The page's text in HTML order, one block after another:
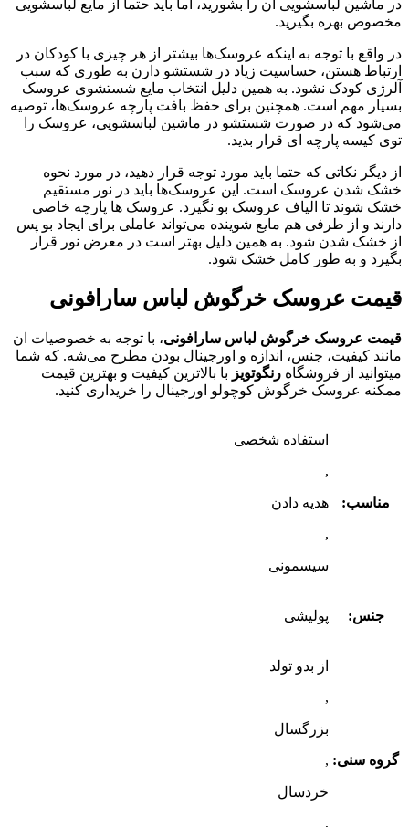
در ماشین لباسشویی ان را بشورید، اما باید حتما از مایع لباسشویی
مخصوص بهره بگیرید.
در واقع با توجه به اینکه عروسک‌ها بیشتر از هر چیزی با کودکان در
ارتباط هستن، حساسیت زیاد در شستشو دارن به طوری که سبب
آلرژی کودک نشود. به همین دلیل انتخاب مایع شستشوی عروسک
بسیار مهم است. همچنین برای حفظ بافت پارچه عروسک‌ها، توصیه
می‌شود که در صورت شستشو در ماشین لباسشویی، عروسک را
توی کیسه پارچه‌ ای قرار بدید.
از دیگر نکاتی که حتما باید مورد توجه قرار دهید، در مورد نحوه
خشک شدن عروسک است. این عروسک‌ها باید در نور مستقیم
خشک شوند تا الیاف عروسک بو نگیرد. عروسک‌ ها پارچه خاصی
دارند و از طرفی هم مایع شوینده می‌تواند عاملی برای ایجاد بو پس
از خشک شدن شود. به همین دلیل بهتر است در معرض نور قرار
بگیرد و به طور کامل خشک شود.
قیمت عروسک خرگوش لباس سارافونی
قیمت عروسک خرگوش لباس سارافونی، با توجه به خصوصیات ان
مانند کیفیت، جنس، اندازه و اورجینال بودن مطرح می‌شه. که شما
میتوانید از فروشگاه رنگوتویز با بالاترین کیفیت و بهترین قیمت
ممکنه عروسک خرگوش کوچولو اورجینال را خریداری کنید.
مناسب:
استفاده شخصی
,
هدیه دادن
,
سیسمونی
جنس: پولیشی
گروه سنی:
از بدو تولد
,
بزرگسال
,
خردسال
,